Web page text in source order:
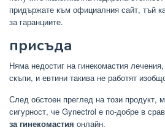
придържате към официалния сайт, тъй
за гаранциите.
присъда
Няма недостиг на гинекомастия
скъпи, и евтини такива не работят
След обстоен преглед на този продукт,
сигурност, че Gynectrol е по-добре в
за гинекомастия онлайн.